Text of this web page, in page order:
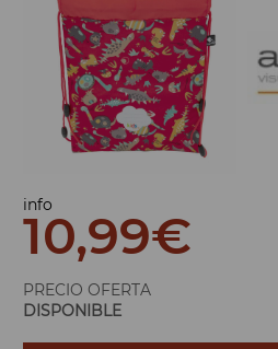
info
10,99€
PRECIO OFERTA
DISPONIBLE